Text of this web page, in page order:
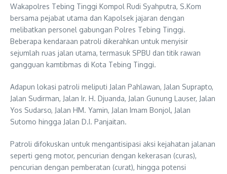
Wakapolres Tebing Tinggi Kompol Rudi Syahputra, S.Kom
bersama pejabat utama dan Kapolsek jajaran dengan
melibatkan personel gabungan Polres Tebing Tinggi.
Beberapa kendaraan patroli dikerahkan untuk menyisir
sejumlah ruas jalan utama, termasuk SPBU dan titik rawan
gangguan kamtibmas di Kota Tebing Tinggi.
Adapun lokasi patroli meliputi Jalan Pahlawan, Jalan Suprapto,
Jalan Sudirman, Jalan Ir. H. Djuanda, Jalan Gunung Lauser, Jalan
Yos Sudarso, Jalan HM. Yamin, Jalan Imam Bonjol, Jalan
Sutomo hingga Jalan D.I. Panjaitan.
Patroli difokuskan untuk mengantisipasi aksi kejahatan jalanan
seperti geng motor, pencurian dengan kekerasan (curas),
pencurian dengan pemberatan (curat), hingga potensi